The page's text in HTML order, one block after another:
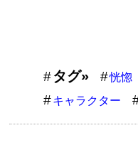
タグ» 恍惚
キャラクター